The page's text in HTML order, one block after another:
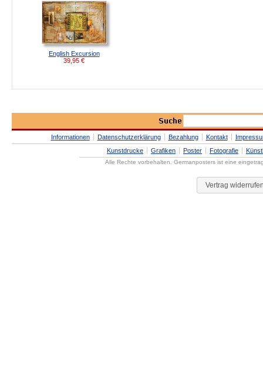
English Excursion
39,95 €
Informationen Datenschutzerklärung Bezahlung Kontakt
Kunstdrucke
Grafiken Poster Fotografie
Alle Rechte vorbehalten. Germanposters ist eine
Vertrag